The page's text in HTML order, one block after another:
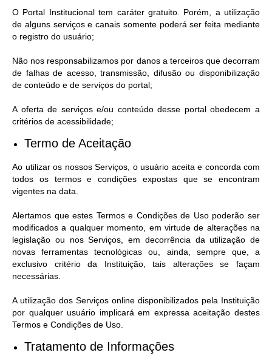
O Portal Institucional tem caráter gratuito. Porém, a utilização
de alguns serviços e canais somente poderá ser feita mediante
o registro do usuário;
Não nos responsabilizamos por danos a terceiros que decorram
de falhas de acesso, transmissão, difusão ou disponibilização
de conteúdo e de serviços do portal;
A oferta de serviços e/ou conteúdo desse portal obedecem a
critérios de acessibilidade;
Termo de Aceitação
Ao utilizar os nossos Serviços, o usuário aceita e concorda com
todos os termos e condições expostas que se encontram
vigentes na data.
Alertamos que estes Termos e Condições de Uso poderão ser
modificados a qualquer momento, em virtude de alterações na
legislação ou nos Serviços, em decorrência da utilização de
novas ferramentas tecnológicas ou, ainda, sempre que, a
exclusivo critério da Instituição, tais alterações se façam
necessárias.
A utilização dos Serviços online disponibilizados pela Instituição
por qualquer usuário implicará em expressa aceitação destes
Termos e Condições de Uso.
Tratamento de Informações